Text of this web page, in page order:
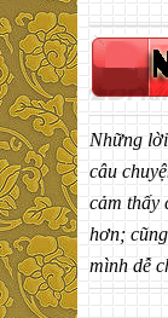
Những
câu
cảm thấy
hơn;
mình dễ